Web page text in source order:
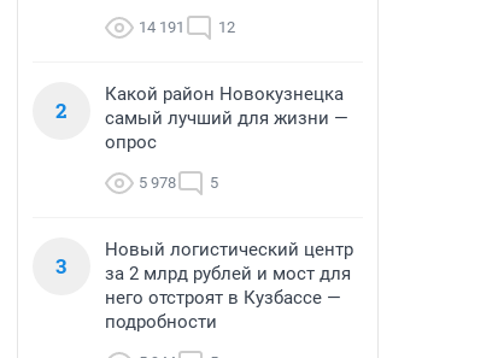
14 191 12
2
Какой район Новокузнецка
самый лучший для жизни —
опрос
5 978 5
3
Новый логистический центр
за 2 млрд рублей и мост для
него отстроят в Кузбассе —
подробности